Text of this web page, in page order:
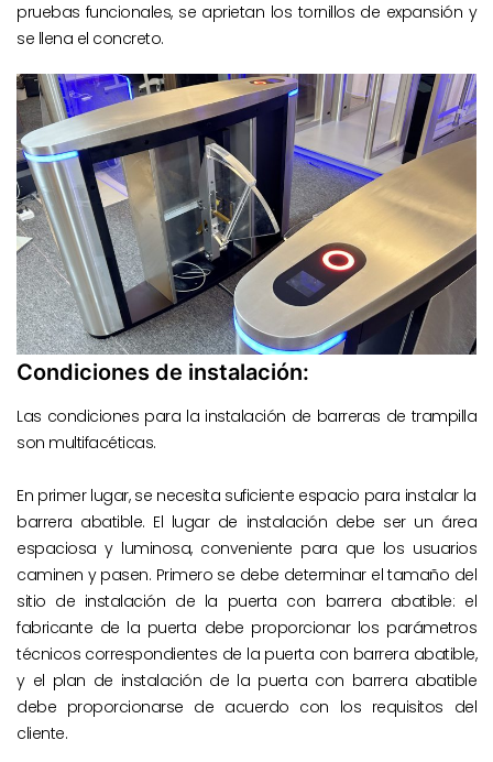
pruebas funcionales, se aprietan los tornillos de expansión y
se llena el concreto.
Condiciones de instalación:
Las condiciones para la instalación de barreras de trampilla
son multifacéticas.
En primer lugar, se necesita suficiente espacio para instalar la
barrera abatible. El lugar de instalación debe ser un área
espaciosa y luminosa, conveniente para que los usuarios
caminen y pasen. Primero se debe determinar el tamaño del
sitio de instalación de la puerta con barrera abatible: el
fabricante de la puerta debe proporcionar los parámetros
técnicos correspondientes de la puerta con barrera abatible,
y el plan de instalación de la puerta con barrera abatible
debe proporcionarse de acuerdo con los requisitos del
cliente.